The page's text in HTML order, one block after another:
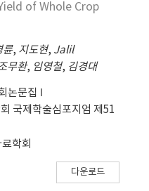
of Whole Crop
륜, 지도현, Jalil
무환, 임영철, 김경대
논문집
국제학술심포지엄 제51
학회
다운로드